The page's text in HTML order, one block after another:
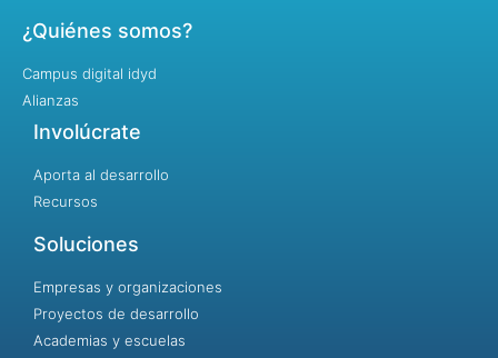
¿Quiénes somos?
Campus digital idyd
Alianzas
Involúcrate
Aporta al desarrollo
Recursos
Soluciones
Empresas y organizaciones
Proyectos de desarrollo
Academias y escuelas